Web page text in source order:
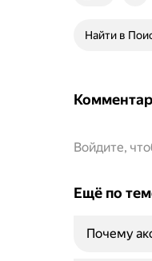
Найти в
Войдите,
Ещё по
Почему